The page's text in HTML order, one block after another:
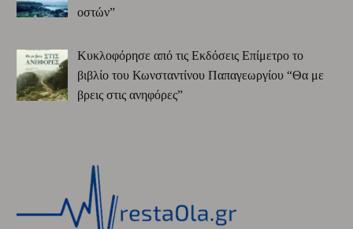
οστών”
Κυκλοφόρησε από τις Εκδόσεις Επίμετρο το
βιβλίο του Κωνσταντίνου Παπαγεωργίου “Θα με
βρεις στις ανηφόρες”